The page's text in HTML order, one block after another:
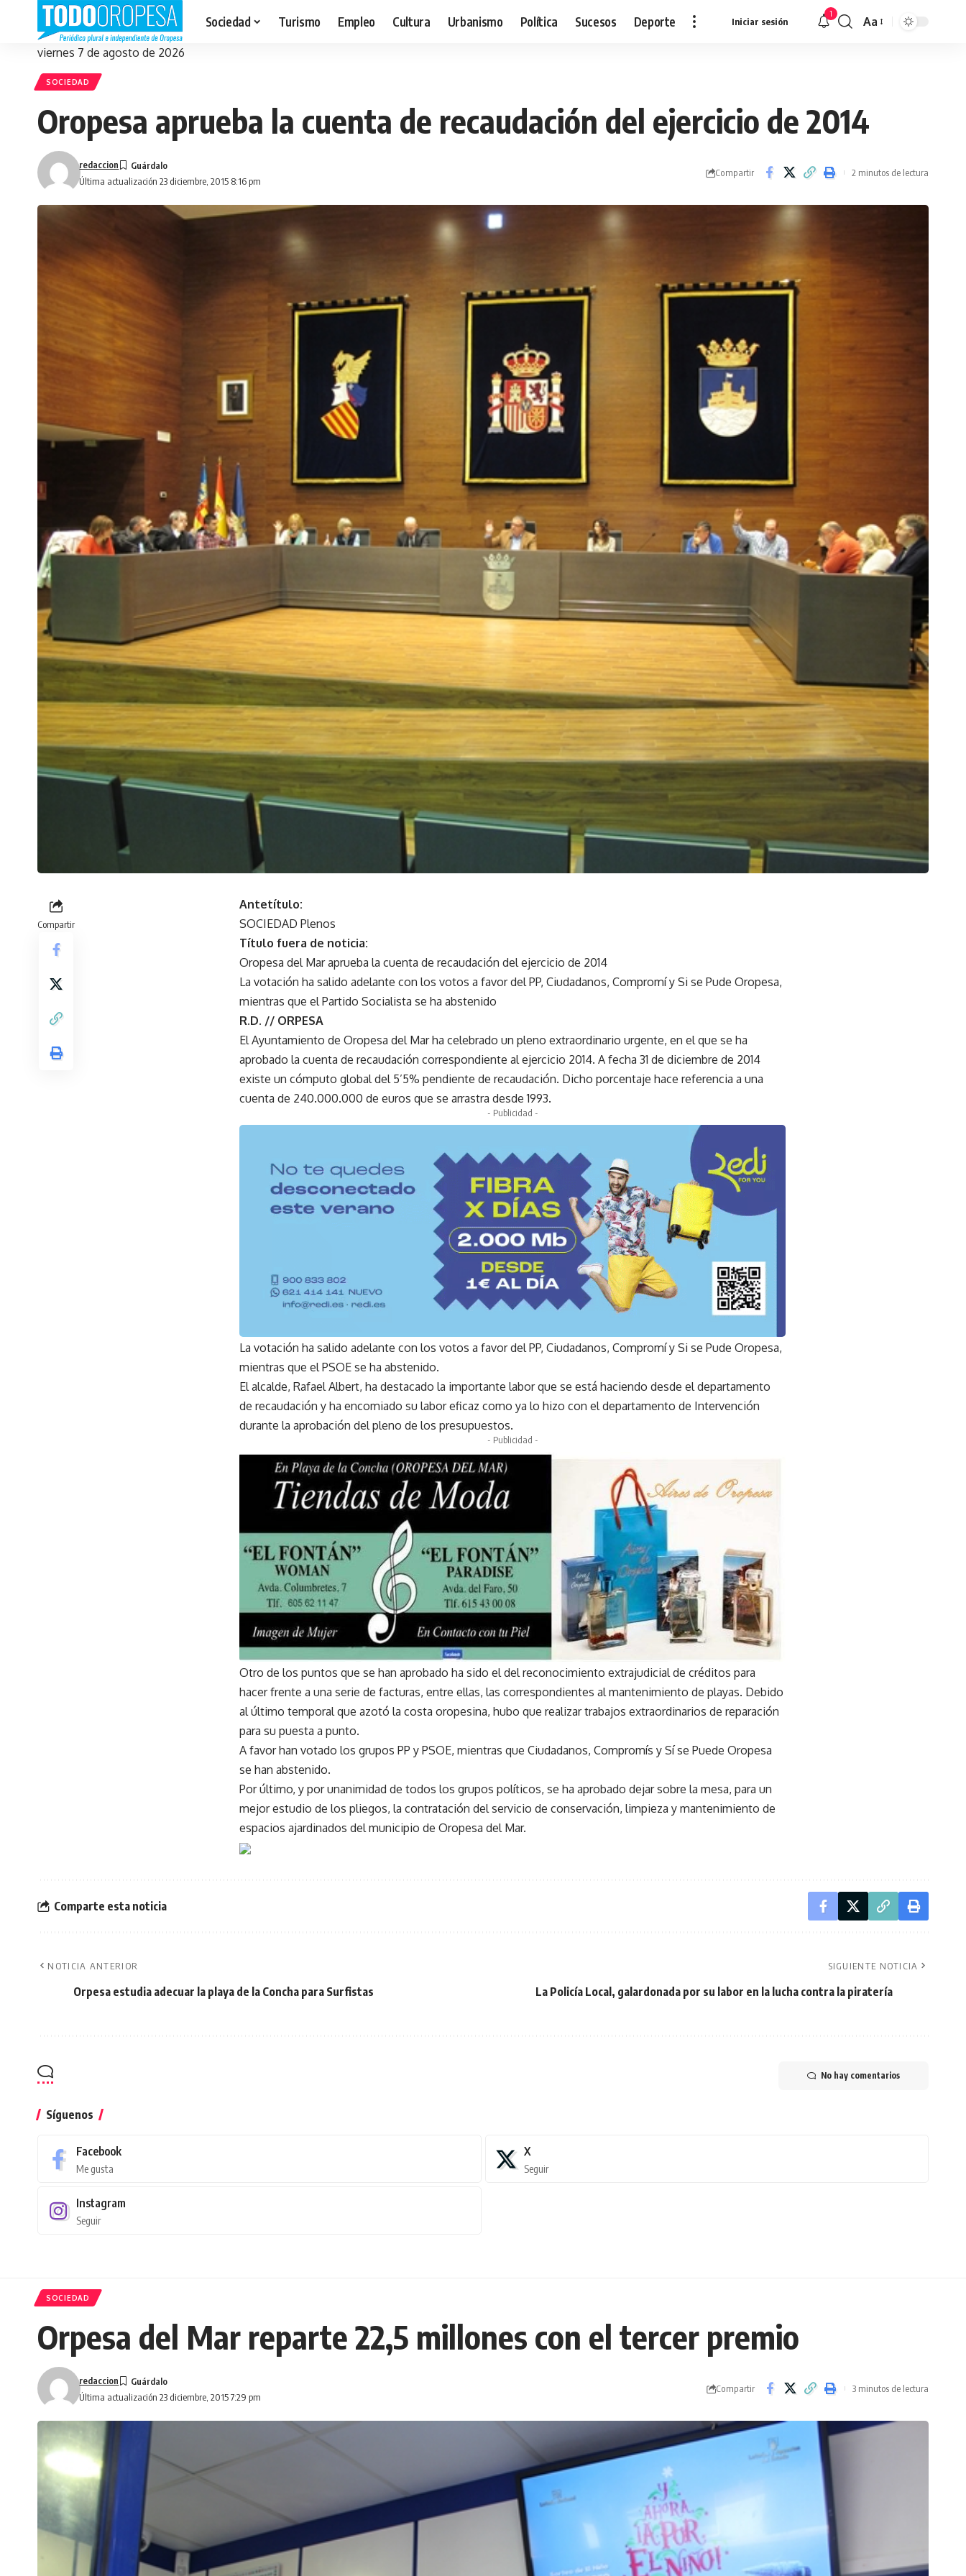
Sociedad Turismo Empleo Cultura Urbanismo Política Sucesos Deporte Iniciar sesión
1
Redimensionar
Aa
viernes 7 de agosto de 2026
SOCIEDAD
Oropesa aprueba la cuenta de recaudación del ejercicio de 2014
Última actualización 23 diciembre, 2015 8:16 pm
redaccion
Compartir 2 minutos de lectura
Compartir
Antetítulo:
SOCIEDAD Plenos
Título fuera de noticia:
Oropesa del Mar aprueba la cuenta de recaudación del ejercicio de 2014
La votación ha salido adelante con los votos a favor del PP, Ciudadanos, Compromí y Si se Pude Oropesa,
mientras que el Partido Socialista se ha abstenido
R.D. // ORPESA
El Ayuntamiento de Oropesa del Mar ha celebrado un pleno extraordinario urgente, en el que se ha
aprobado la cuenta de recaudación correspondiente al ejercicio 2014. A fecha 31 de diciembre de 2014
existe un cómputo global del 5’5% pendiente de recaudación. Dicho porcentaje hace referencia a una
cuenta de 240.000.000 de euros que se arrastra desde 1993.
- Publicidad -
La votación ha salido adelante con los votos a favor del PP, Ciudadanos, Compromí y Si se Pude Oropesa,
mientras que el PSOE se ha abstenido.
El alcalde, Rafael Albert, ha destacado la importante labor que se está haciendo desde el departamento
de recaudación y ha encomiado su labor eficaz como ya lo hizo con el departamento de Intervención
durante la aprobación del pleno de los presupuestos.
- Publicidad -
Otro de los puntos que se han aprobado ha sido el del reconocimiento extrajudicial de créditos para
hacer frente a una serie de facturas, entre ellas, las correspondientes al mantenimiento de playas. Debido
al último temporal que azotó la costa oropesina, hubo que realizar trabajos extraordinarios de reparación
para su puesta a punto.
A favor han votado los grupos PP y PSOE, mientras que Ciudadanos, Compromís y Sí se Puede Oropesa
se han abstenido.
Por último, y por unanimidad de todos los grupos políticos, se ha aprobado dejar sobre la mesa, para un
mejor estudio de los pliegos, la contratación del servicio de conservación, limpieza y mantenimiento de
espacios ajardinados del municipio de Oropesa del Mar.
Comparte esta noticia
NOTICIA ANTERIOR
Orpesa estudia adecuar la playa de la Concha para Surfistas
SIGUIENTE NOTICIA
La Policía Local, galardonada por su labor en la lucha contra la piratería
No hay comentarios
Síguenos
Facebook
Me gusta
X
Seguir
Instagram
Seguir
SOCIEDAD
Orpesa del Mar reparte 22,5 millones con el tercer premio
Última actualización 23 diciembre, 2015 7:29 pm
redaccion
Compartir 3 minutos de lectura